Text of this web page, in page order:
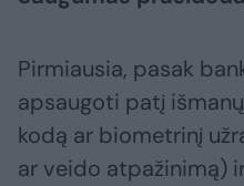
Pirmiausia, pasak
apsaugoti patį
kodą ar biometrinį
ar veido atpažinimą)